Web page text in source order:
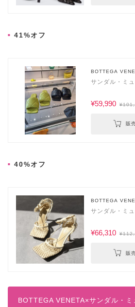
41%オフ
BOTTEGA
サンダル・ミ
¥59,990
販
40%オフ
BOTTEGA
サンダル・ミ
¥66,310
販
BOTTEGA VENETA×サンダル・